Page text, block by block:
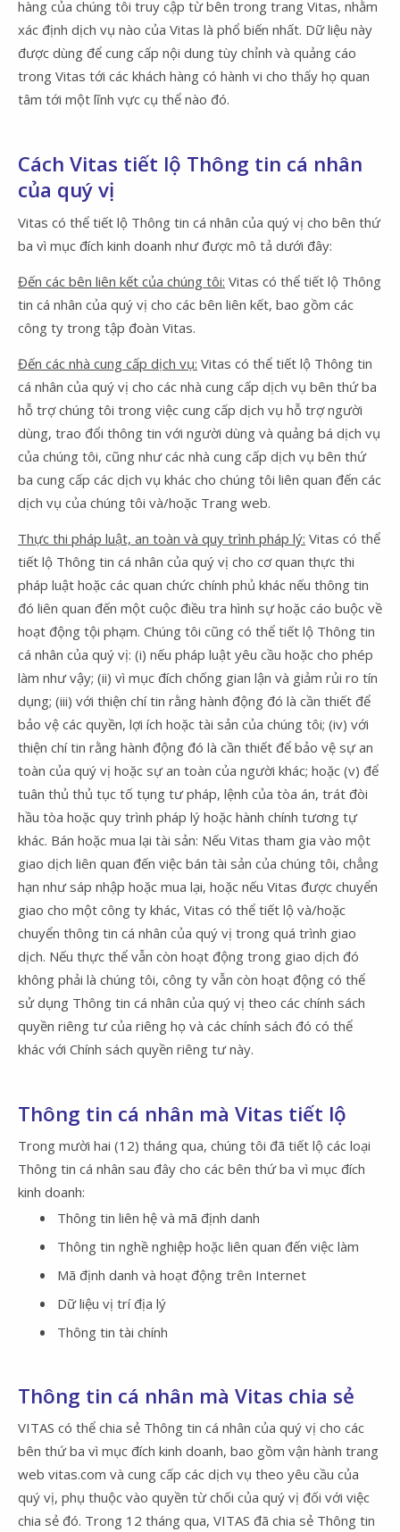
hàng của chúng tôi truy cập từ bên trong trang Vitas, nhằm
xác định dịch vụ nào của Vitas là phổ biến nhất. Dữ liệu này
được dùng để cung cấp nội dung tùy chỉnh và quảng cáo
trong Vitas tới các khách hàng có hành vi cho thấy họ quan
tâm tới một lĩnh vực cụ thể nào đó.
Cách Vitas tiết lộ Thông tin cá nhân
của quý vị
Vitas có thể tiết lộ Thông tin cá nhân của quý vị cho bên thứ
ba vì mục đích kinh doanh như được mô tả dưới đây:
Đến các bên liên kết của chúng tôi: Vitas có thể tiết lộ Thông
tin cá nhân của quý vị cho các bên liên kết, bao gồm các
công ty trong tập đoàn Vitas.
Đến các nhà cung cấp dịch vụ: Vitas có thể tiết lộ Thông tin
cá nhân của quý vị cho các nhà cung cấp dịch vụ bên thứ ba
hỗ trợ chúng tôi trong việc cung cấp dịch vụ hỗ trợ người
dùng, trao đổi thông tin với người dùng và quảng bá dịch vụ
của chúng tôi, cũng như các nhà cung cấp dịch vụ bên thứ
ba cung cấp các dịch vụ khác cho chúng tôi liên quan đến các
dịch vụ của chúng tôi và/hoặc Trang web.
Thực thi pháp luật, an toàn và quy trình pháp lý: Vitas có thể
tiết lộ Thông tin cá nhân của quý vị cho cơ quan thực thi
pháp luật hoặc các quan chức chính phủ khác nếu thông tin
đó liên quan đến một cuộc điều tra hình sự hoặc cáo buộc về
hoạt động tội phạm. Chúng tôi cũng có thể tiết lộ Thông tin
cá nhân của quý vị: (i) nếu pháp luật yêu cầu hoặc cho phép
làm như vậy; (ii) vì mục đích chống gian lận và giảm rủi ro tín
dụng; (iii) với thiện chí tin rằng hành động đó là cần thiết để
bảo vệ các quyền, lợi ích hoặc tài sản của chúng tôi; (iv) với
thiện chí tin rằng hành động đó là cần thiết để bảo vệ sự an
toàn của quý vị hoặc sự an toàn của người khác; hoặc (v) để
tuân thủ thủ tục tố tụng tư pháp, lệnh của tòa án, trát đòi
hầu tòa hoặc quy trình pháp lý hoặc hành chính tương tự
khác. Bán hoặc mua lại tài sản: Nếu Vitas tham gia vào một
giao dịch liên quan đến việc bán tài sản của chúng tôi, chẳng
hạn như sáp nhập hoặc mua lại, hoặc nếu Vitas được chuyển
giao cho một công ty khác, Vitas có thể tiết lộ và/hoặc
chuyển thông tin cá nhân của quý vị trong quá trình giao
dịch. Nếu thực thể vẫn còn hoạt động trong giao dịch đó
không phải là chúng tôi, công ty vẫn còn hoạt động có thể
sử dụng Thông tin cá nhân của quý vị theo các chính sách
quyền riêng tư của riêng họ và các chính sách đó có thể
khác với Chính sách quyền riêng tư này.
Thông tin cá nhân mà Vitas tiết lộ
Trong mười hai (12) tháng qua, chúng tôi đã tiết lộ các loại
Thông tin cá nhân sau đây cho các bên thứ ba vì mục đích
kinh doanh:
Thông tin liên hệ và mã định danh
Thông tin nghề nghiệp hoặc liên quan đến việc làm
Mã định danh và hoạt động trên Internet
Dữ liệu vị trí địa lý
Thông tin tài chính
Thông tin cá nhân mà Vitas chia sẻ
VITAS có thể chia sẻ Thông tin cá nhân của quý vị cho các
bên thứ ba vì mục đích kinh doanh, bao gồm vận hành trang
web vitas.com và cung cấp các dịch vụ theo yêu cầu của
quý vị, phụ thuộc vào quyền từ chối của quý vị đối với việc
chia sẻ đó. Trong 12 tháng qua, VITAS đã chia sẻ Thông tin